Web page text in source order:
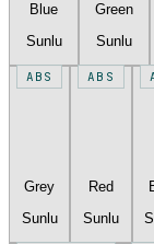
Blue
Sunlu
Green
Sunlu
ABS
Grey
Sunlu
ABS
Red
Sunlu